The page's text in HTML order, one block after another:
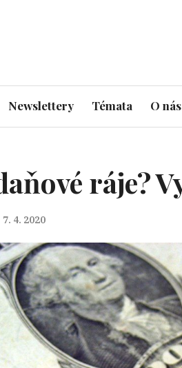
Newslettery Témata O nás
ráje?
7. 4. 2020